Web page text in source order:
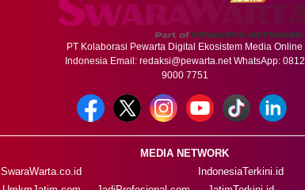
PT Kolaborasi Pewarta Digital Ekosistem Media Online
Indonesia Email: redaksi@pewarta.netWhatsApp: 0812
9000 7751
MEDIA NETWORK
SwaraWarta.co.id
IndonesiaTerkini.id